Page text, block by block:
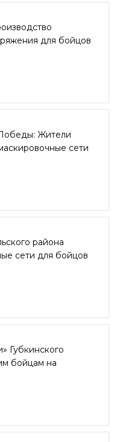
для бойцов
Жители
сети
района
сети для бойцов
Губкинского
бойцам на